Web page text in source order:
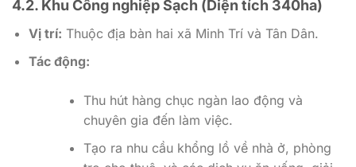
4.2. Khu Công nghiệp Sạch (Diện tích 340ha)
Vị trí: Thuộc địa bàn hai xã Minh Trí và Tân Dân.
Tác động:
Thu hút hàng chục ngàn lao động và
chuyên gia đến làm việc.
Tạo ra nhu cầu khổng lồ về nhà ở, phòng